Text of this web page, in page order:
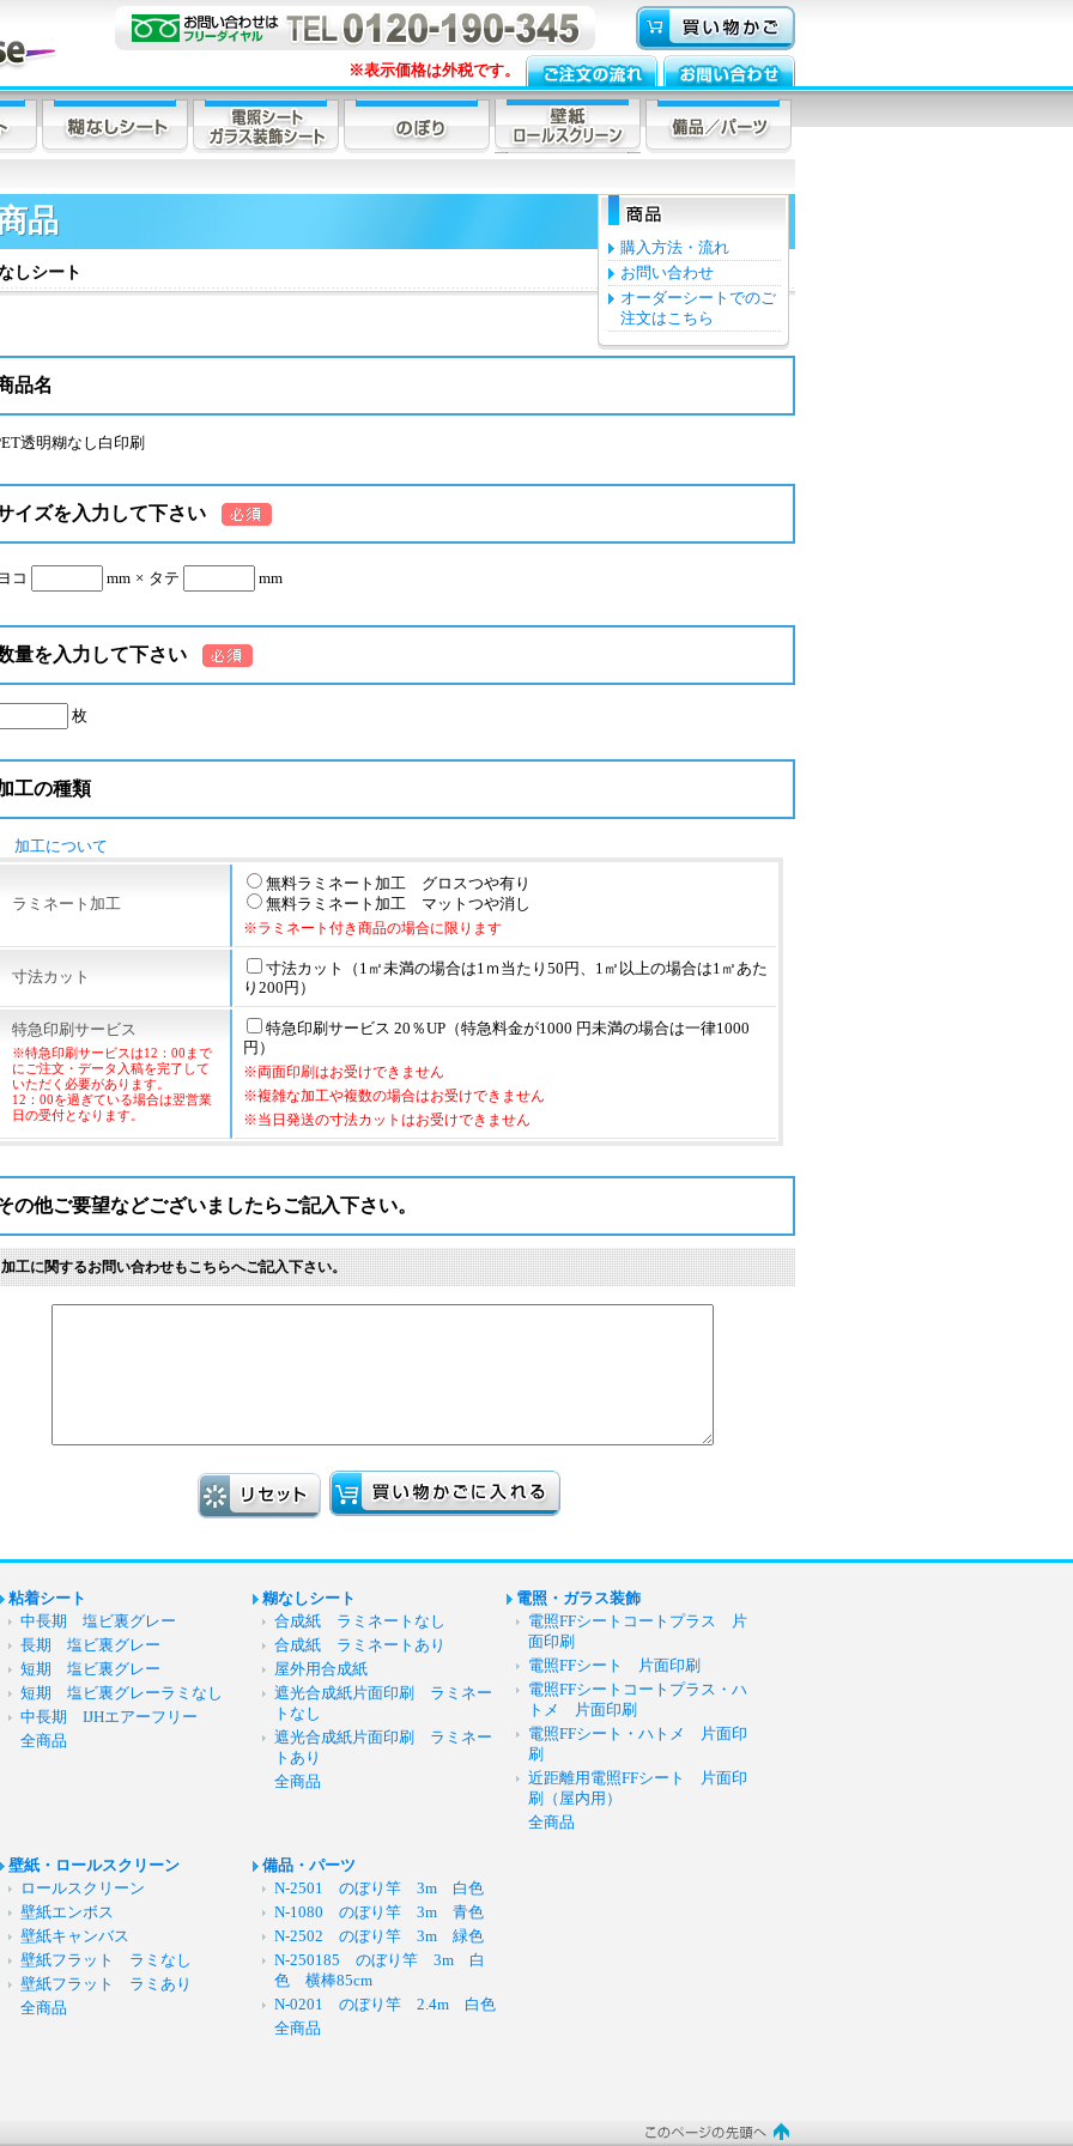
※表示価格は外税です。
品
しシート
購入方法・流れ
お問い合わせ
オーダーシートでのご
注文はこちら
品名
透明糊なし白印刷
イズを入力して下さい
ヨコ mm × タテ mm
量を入力して下さい
枚
工の種類
加工について
ラミネート加工
無料ラミネート加工 グロスつや有り
無料ラミネート加工 マットつや消し
※ラミネート付き商品の場合に限ります
寸法カット
寸法カット（1㎡未満の場合は1ｍ当たり50円、1㎡以上の場合は1㎡あた
り200円）
特急印刷サービス
※特急印刷サービスは12：00まで
にご注文・データ入稿を完了して
いただく必要があります。
12：00を過ぎている場合は翌営業
日の受付となります。
特急印刷サービス 20％UP（特急料金が1000 円未満の場合は一律1000
円）
※両面印刷はお受けできません
※複雑な加工や複数の場合はお受けできません
※当日発送の寸法カットはお受けできません
の他ご要望などございましたらご記入下さい。
工に関するお問い合わせもこちらへご記入下さい。
粘着シート
中長期 塩ビ裏グレー
長期 塩ビ裏グレー
短期 塩ビ裏グレー
短期 塩ビ裏グレーラミなし
中長期 IJHエアーフリー
全商品
糊なしシート
合成紙 ラミネートなし
合成紙 ラミネートあり
屋外用合成紙
遮光合成紙片面印刷 ラミネー
トなし
遮光合成紙片面印刷 ラミネー
トあり
全商品
電照・ガラス装飾
電照FFシートコートプラス 片
面印刷
電照FFシート 片面印刷
電照FFシートコートプラス・ハ
トメ 片面印刷
電照FFシート・ハトメ 片面印
刷
近距離用電照FFシート 片面印
刷（屋内用）
全商品
壁紙・ロールスクリーン
ロールスクリーン
壁紙エンボス
壁紙キャンバス
壁紙フラット ラミなし
壁紙フラット ラミあり
全商品
備品・パーツ
N-2501 のぼり竿 3m 白色
N-1080 のぼり竿 3m 青色
N-2502 のぼり竿 3m 緑色
N-250185 のぼり竿 3m 白
色 横棒85cm
N-0201 のぼり竿 2.4m 白色
全商品